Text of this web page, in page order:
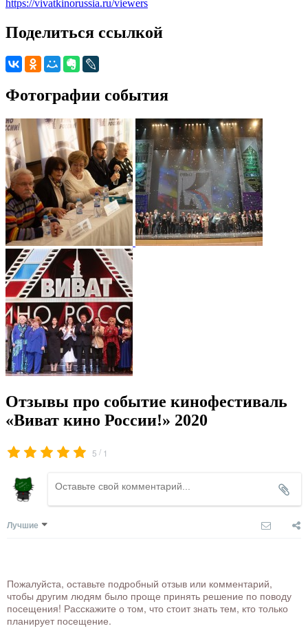
https://vivatkinorussia.ru/viewers
Поделиться ссылкой
Фотографии события
Отзывы про событие кинофестиваль
«Виват кино России!» 2020
5 / 1
Лучшие
Пожалуйста, оставьте подробный отзыв или комментарий,
чтобы другим людям было проще принять решение по поводу
посещения! Расскажите о том, что стоит знать тем, кто только
планирует посещение.